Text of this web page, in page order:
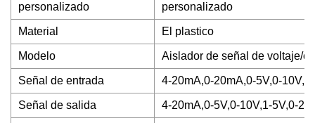
personalizado personalizado
Material El plastico
Modelo Aislador de señal de voltaje/
Señal de entrada 4-20mA,0-20mA,0-5V,0-10V,-
Señal de salida 4-20mA,0-5V,0-10V,1-5V,0-